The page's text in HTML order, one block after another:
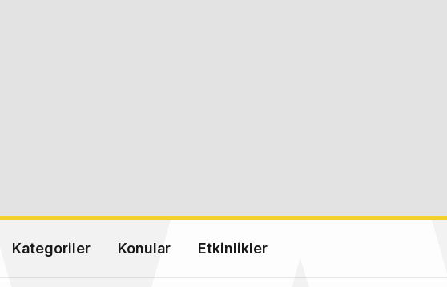
Kategoriler Konular Etkinlikler